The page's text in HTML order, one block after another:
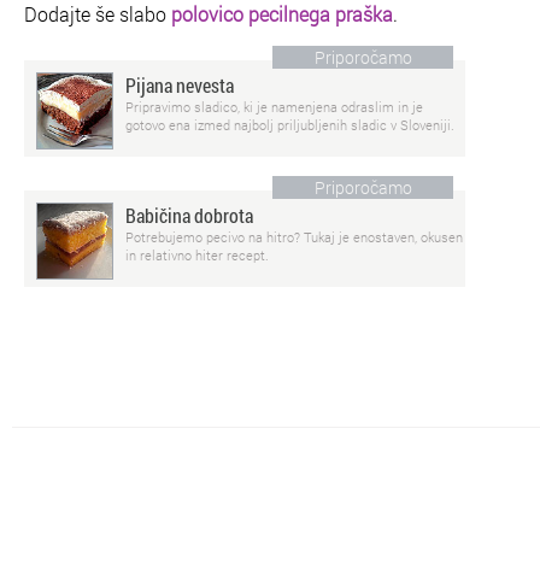
Dodajte še slabo polovico pecilnega praška.
Priporočamo
Pijana nevesta
Pripravimo sladico, ki je namenjena odraslim in je
gotovo ena izmed najbolj priljubljenih sladic v Sloveniji.
Priporočamo
Babičina dobrota
Potrebujemo pecivo na hitro? Tukaj je enostaven, okusen
in relativno hiter recept.